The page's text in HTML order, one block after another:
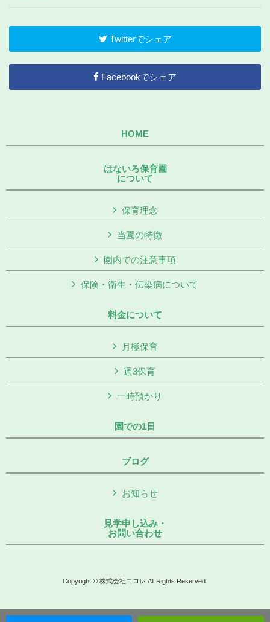
Twitterでシェア
Facebookでシェア
HOME
はないろ保育園
について
保育理念
当園の特徴
園内での注意事項
保険・衛生・伝染病について
料金について
月極保育
週3保育
一時預かり
園での1日
ブログ
お知らせ
見学申し込み・
お問い合わせ
Copyright © 株式会社コロレ All Rights Reserved.